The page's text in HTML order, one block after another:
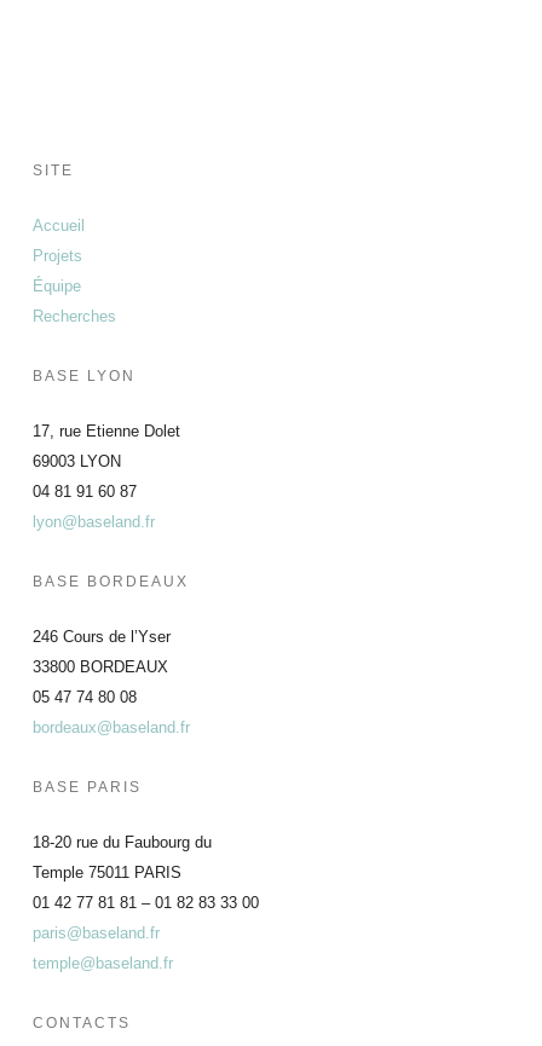
SITE
Accueil
Projets
Équipe
Recherches
BASE LYON
17, rue Etienne Dolet
69003 LYON
04 81 91 60 87
lyon@baseland.fr
BASE BORDEAUX
246 Cours de l’Yser
33800 BORDEAUX
05 47 74 80 08
bordeaux@baseland.fr
BASE PARIS
18-20 rue du Faubourg du
Temple 75011 PARIS
01 42 77 81 81 – 01 82 83 33 00
paris@baseland.fr
temple@baseland.fr
CONTACTS